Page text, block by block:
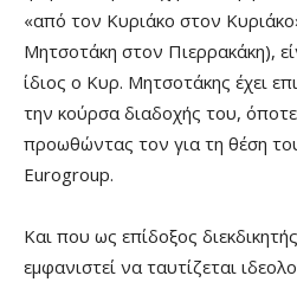
«από τον Κυριάκο στον
Μητσοτάκη στον Πιερρακάκη),
ίδιος ο Κυρ. Μητσοτάκης έχει
την κούρσα διαδοχής του, όποτε
προωθώντας τον για τη θέση
Eurogroup.
Και που ως επίδοξος
εμφανιστεί να ταυτίζεται